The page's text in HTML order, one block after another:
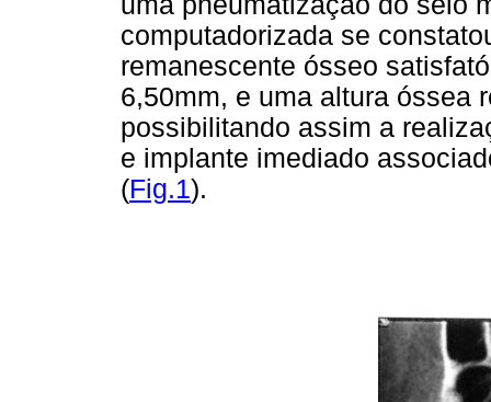
computadorizada se
remanescente ósseo
6,50mm, e uma altura óssea
possibilitando assim a
e implante imediado
(Fig.1).